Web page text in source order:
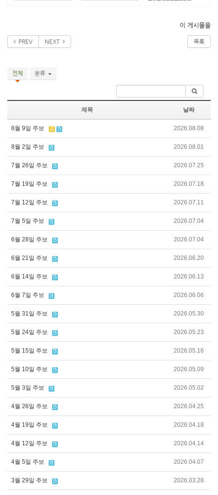
이 게시물을
PREV NEXT 목록
전체 분류
제목 날짜
8월 9일 주보 2026.08.08
8월 2일 주보 2026.08.01
7월 26일 주보 2026.07.25
7월 19일 주보 2026.07.18
7월 12일 주보 2026.07.11
7월 5일 주보 2026.07.04
6월 28일 주보 2026.07.04
6월 21일 주보 2026.06.20
6월 14일 주보 2026.06.13
6월 7일 주보 2026.06.06
5월 31일 주보 2026.05.30
5월 24일 주보 2026.05.23
5월 15일 주보 2026.05.16
5월 10일 주보 2026.05.09
5월 3일 주보 2026.05.02
4월 26일 주보 2026.04.25
4월 19일 주보 2026.04.18
4월 12일 주보 2026.04.14
4월 5일 주보 2026.04.07
3월 29일 주보 2026.03.28